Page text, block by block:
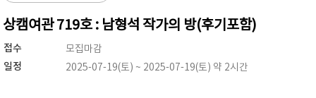
상캠여관 719호 : 남형석 작가의 방(후기포함)
접수 모집마감
일정 2025-07-19(토) ~ 2025-07-19(토) 약 2시간